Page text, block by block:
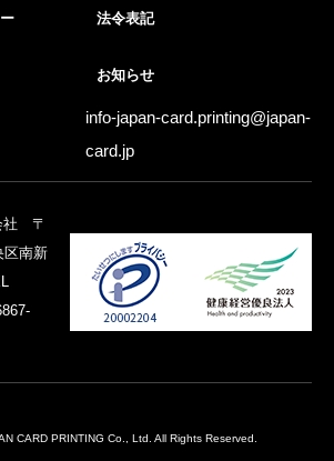
法令表記
お知らせ
info-japan-card.printing@japan-
card.jp
社 〒
南新
CARD PRINTING Co., Ltd. All Rights Reserved.